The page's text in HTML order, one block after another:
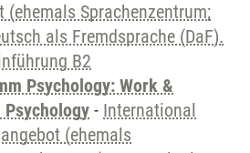
(ehemals Sprachenzentrum;
als Fremdsprache (DaF).
B2
Psychology: Work &
Psychology - International
(ehemals